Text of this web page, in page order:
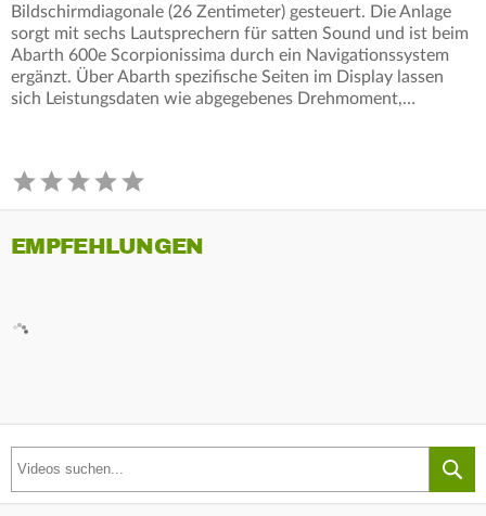
Bildschirmdiagonale (26 Zentimeter) gesteuert. Die Anlage
sorgt mit sechs Lautsprechern für satten Sound und ist beim
Abarth 600e Scorpionissima durch ein Navigationssystem
ergänzt. Über Abarth spezifische Seiten im Display lassen
sich Leistungsdaten wie abgegebenes Drehmoment,…
EMPFEHLUNGEN